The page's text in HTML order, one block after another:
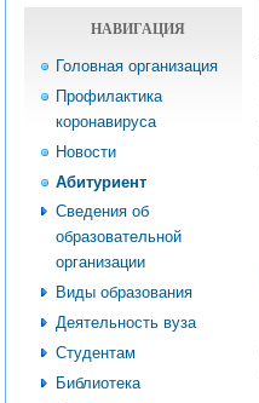
НАВИГАЦИЯ
Головная организация
Профилактика
коронавируса
Новости
Абитуриент
Сведения об
образовательной
организации
Виды образования
Деятельность вуза
Студентам
Библиотека